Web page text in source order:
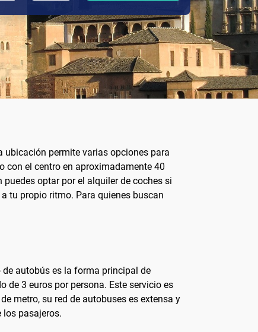
ubicación permite varias opciones para
con el centro en aproximadamente 40
optar por el alquiler de coches si
tu propio ritmo. Para quienes buscan
autobús es la forma principal de
3 euros por persona. Este servicio es
metro, su red de autobuses es extensa y
los pasajeros.